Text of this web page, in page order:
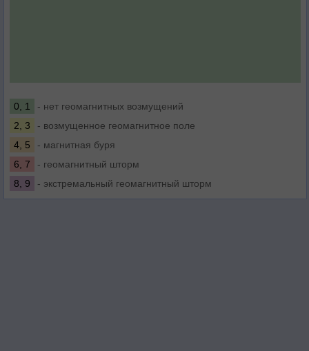
0, 1
- нет геомагнитных возмущений
2, 3
- возмущенное геомагнитное поле
4, 5
- магнитная буря
6, 7
- геомагнитный шторм
8, 9
- экстремальный геомагнитный шторм